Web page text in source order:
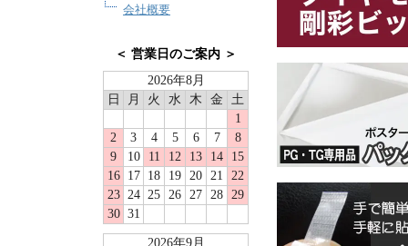
会社概要
＜ 営業日のご案内 ＞
2026年8月
日
月 火 水 木 金
土
1
2
3 4 5 6 7
8
9
10 11 12 13 14
15
16
17 18 19 20 21
22
23
24 25 26 27 28
29
30 31
2026年9月